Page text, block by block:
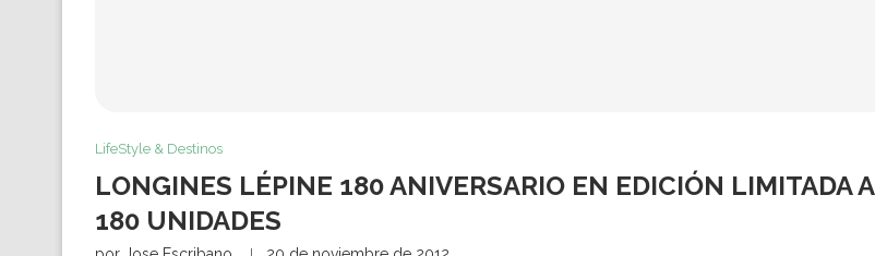
LifeStyle & Destinos
LONGINES LÉPINE 180 ANIVERSARIO EN EDICIÓN LIMITADA A
180 UNIDADES